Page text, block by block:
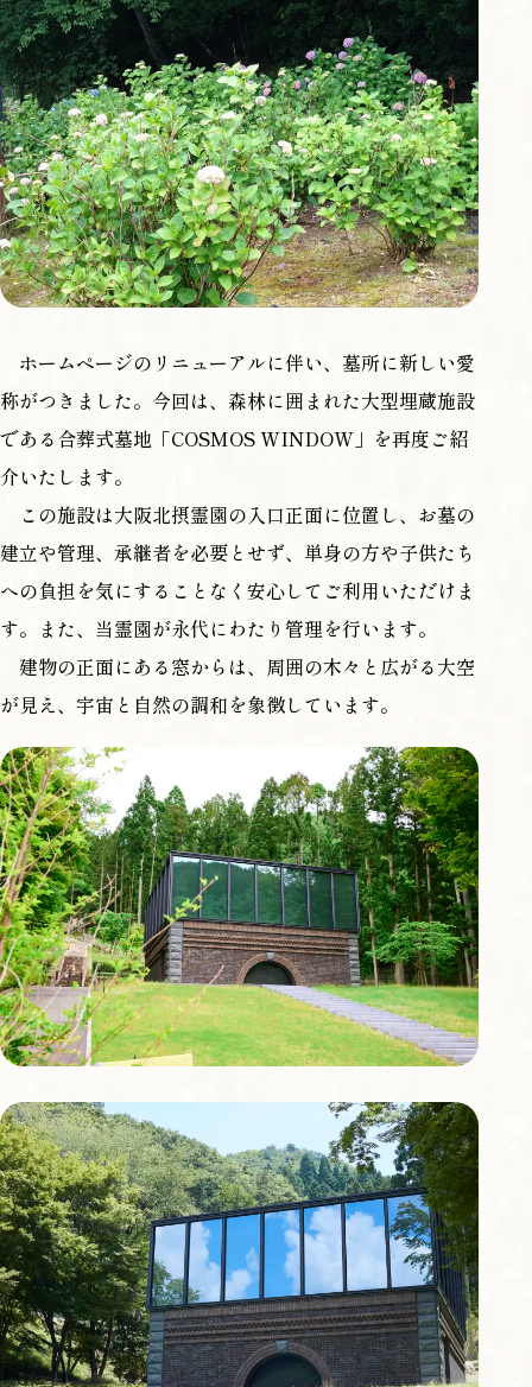
ホームページのリニューアルに伴い、墓所に新しい愛
称がつきました。今回は、森林に囲まれた大型埋蔵施設
である合葬式墓地「COSMOS WINDOW」を再度ご紹
介いたします。
この施設は大阪北摂霊園の入口正面に位置し、お墓の
建立や管理、承継者を必要とせず、単身の方や子供たち
への負担を気にすることなく安心してご利用いただけま
す。また、当霊園が永代にわたり管理を行います。
建物の正面にある窓からは、周囲の木々と広がる大空
が見え、宇宙と自然の調和を象徴しています。